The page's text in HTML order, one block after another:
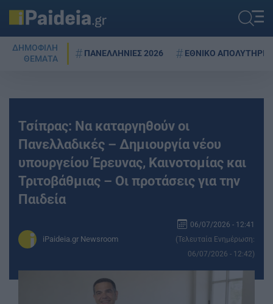
ΔΗΜΟΦΙΛΗ
ΘΕΜΑΤΑ
ΠΑΝΕΛΛΗΝΙΕΣ 2026 ΕΘΝΙΚΟ ΑΠΟΛΥΤΗΡΙΟ
Τσίπρας: Να καταργηθούν οι
Πανελλαδικές – Δημιουργία νέου
υπουργείου Έρευνας, Καινοτομίας και
Τριτοβάθμιας – Οι προτάσεις για την
Παιδεία
iPaideia.gr Newsroom
06/07/2026 - 12:41
(Τελευταία Ενημέρωση:
06/07/2026 - 12:42)